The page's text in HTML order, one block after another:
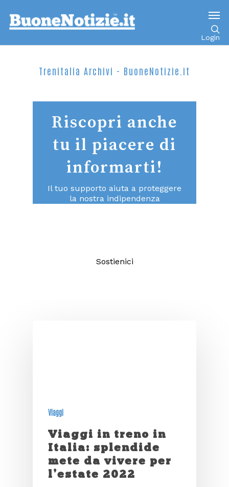
Login
Trenitalia Archivi - BuoneNotizie.it
Riscopri anche
tu il piacere di
informarti!
Il tuo supporto aiuta a proteggere
la nostra indipendenza
Sostienici
Viaggi
Viaggi in treno in
Italia: splendide
mete da vivere per
l’estate 2022